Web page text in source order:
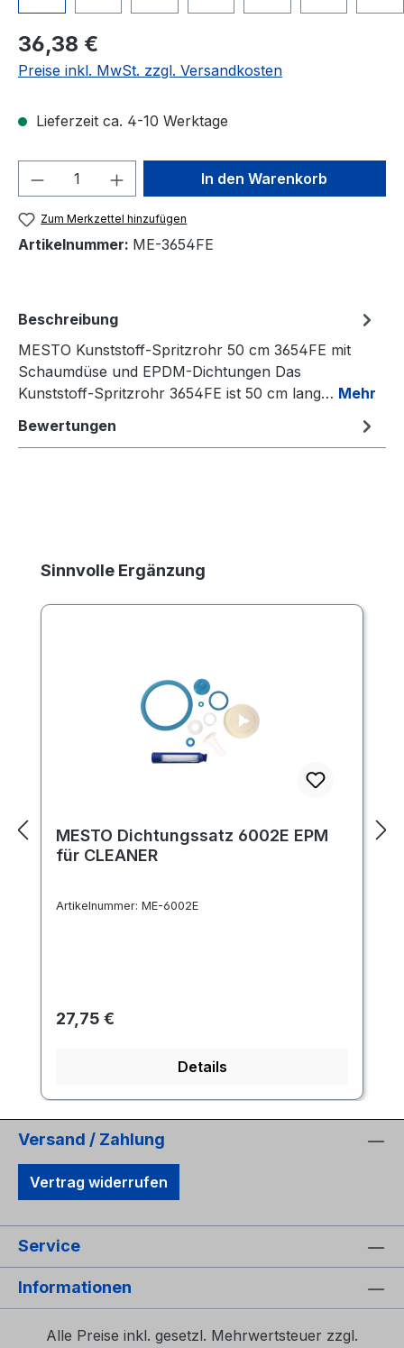
Regulärer Preis:
36,38 €
Preise inkl. MwSt. zzgl. Versandkosten
Lieferzeit ca. 4-10 Werktage
Produkt Anzahl: Gib denIn den Warenkorb
Zum Merkzettel hinzufügen
Artikelnummer: ME-3654FE
Beschreibung
MESTO Kunststoff-Spritzrohr 50 cm 3654FE mit
Schaumdüse und EPDM-Dichtungen Das
Kunststoff-Spritzrohr 3654FE ist 50 cm lang… Mehr
Bewertungen
Produktgalerie überspringen
Sinnvolle Ergänzung
MESTO Dichtungssatz 6002E EPM
für CLEANER
Artikelnummer: ME-6002E
Regulärer Preis:
27,75 €
Details
Versand / Zahlung
Vertrag widerrufen
Service
Informationen
Alle Preise inkl. gesetzl. Mehrwertsteuer zzgl.